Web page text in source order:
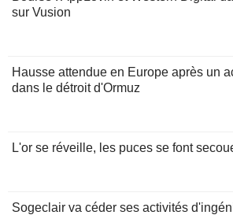
sur Vusion
Hausse attendue en Europe après un
dans le détroit d'Ormuz
L'or se réveille, les puces se font
Sogeclair va céder ses activités